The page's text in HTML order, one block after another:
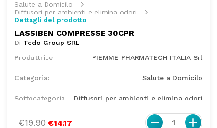
Salute a Domicilo
Diffusori per ambienti e elimina odori
Dettagli del prodotto
LASSIBEN COMPRESSE 30CPR
Di Todo Group SRL
Produttrice
PIEMME PHARMATECH ITALIA Srl
Categoria: Salute a Domicilo
Sottocategoria Diffusori per ambienti e elimina odori
€19.90 €14.17 1